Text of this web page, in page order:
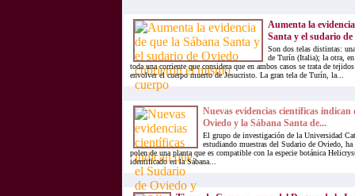
Aumenta la
Santa y el sudario
Son dos telas distintas:
de Turín (Italia); la otra,
toda una corriente que considera que en ambos casos se trata de
envolver el cuerpo muerto de Jesucristo. La gran tela de Turín, la...
Nuevas evidencias científicas indican
Oviedo y la Sábana Santa de...
El grupo de investigación de la Universidad
estudiando muestras del Sudario de Oviedo,
polen de una planta que es compatible con la especie botánica
identificado en la Sábana...